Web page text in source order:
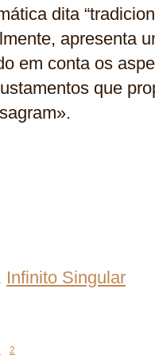
dita
apresenta
em conta os
que
Infinito Singular
2